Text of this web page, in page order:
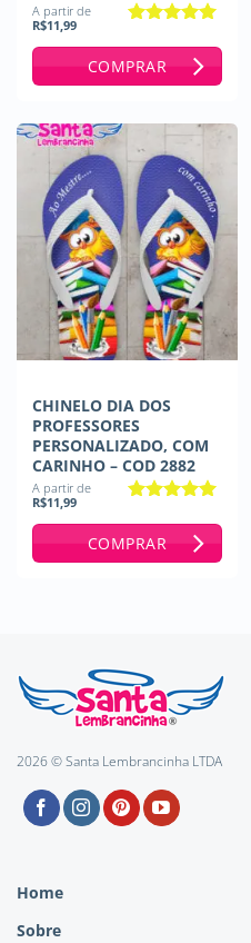
A partir de
R$11,99
COMPRAR
CHINELO DIA DOS
PROFESSORES
PERSONALIZADO, COM
CARINHO – COD 2882
de 5
A partir de
R$11,99
COMPRAR
2026 © Santa Lembrancinha LTDA
Home
Sobre